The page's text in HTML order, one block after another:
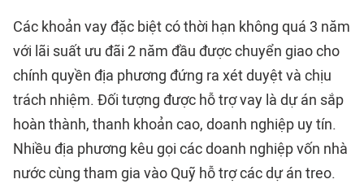
Các khoản vay đặc biệt có thời hạn không quá 3 năm
với lãi suất ưu đãi 2 năm đầu được chuyển giao cho
chính quyền địa phương đứng ra xét duyệt và chịu
trách nhiệm. Đối tượng được hỗ trợ vay là dự án sắp
hoàn thành, thanh khoản cao, doanh nghiệp uy tín.
Nhiều địa phương kêu gọi các doanh nghiệp vốn nhà
nước cùng tham gia vào Quỹ hỗ trợ các dự án treo.